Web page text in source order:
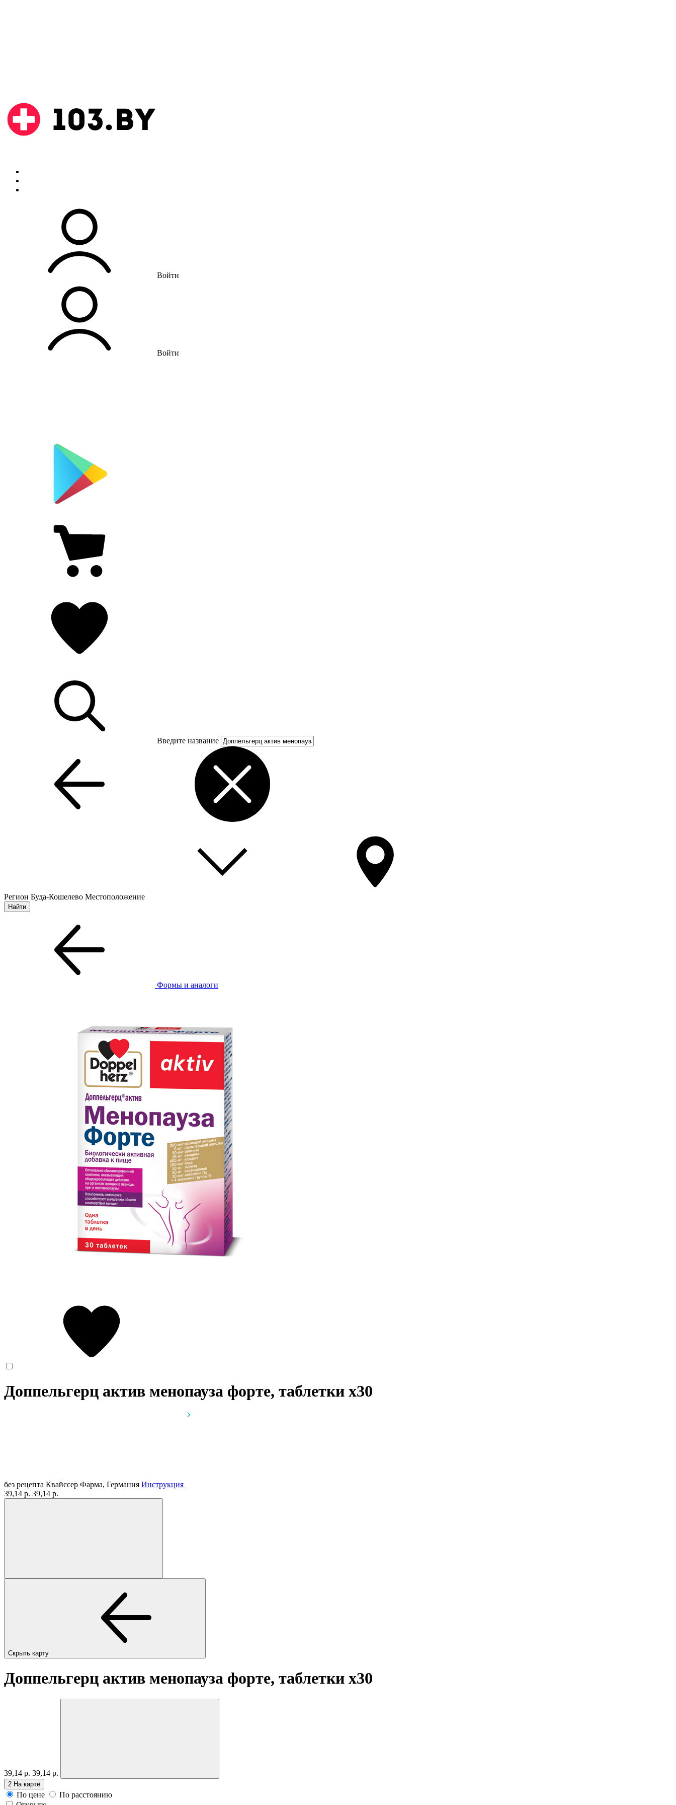
Войти
Войти
Введите название
Регион Буда-Кошелево Местоположение
Формы и аналоги
Доппельгерц актив менопауза форте, таблетки x30
без рецепта Квайссер Фарма, Германия Инструкция
39,14 р. 39,14 р.
Скрыть карту
Доппельгерц актив менопауза форте, таблетки x30
39,14 р. 39,14 р.
2 На карте
По цене
По расстоянию